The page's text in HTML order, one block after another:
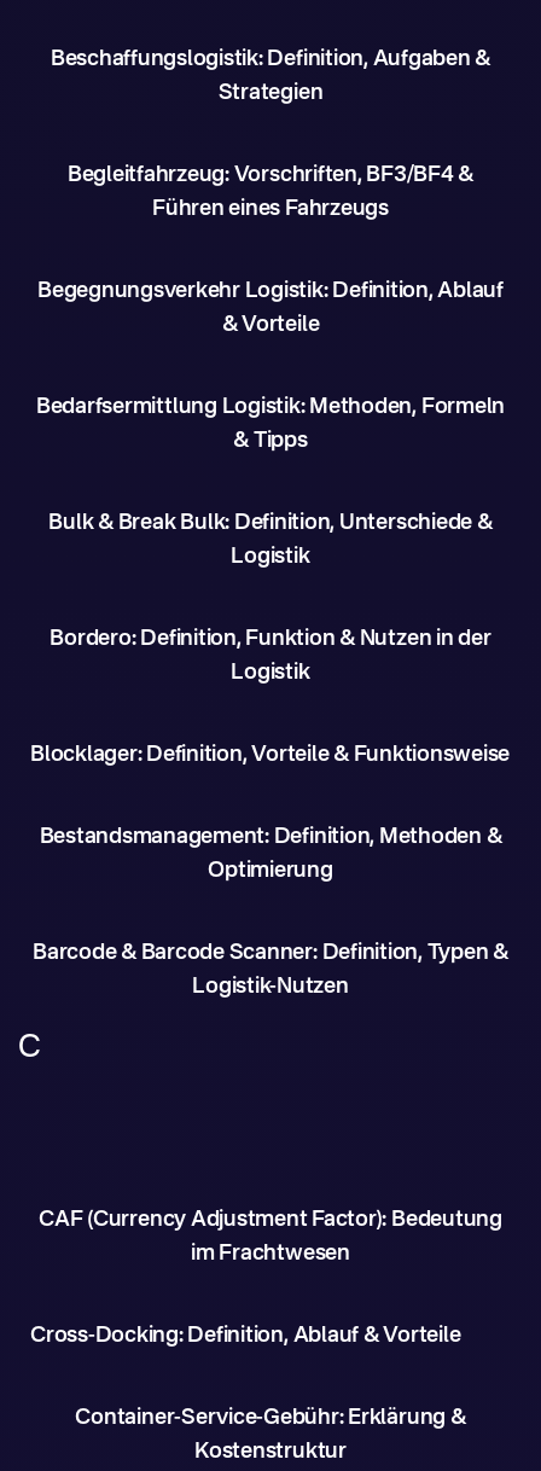
Beschaffungslogistik: Definition, Aufgaben &
Strategien
Begleitfahrzeug: Vorschriften, BF3/BF4 &
Führen eines Fahrzeugs
Begegnungsverkehr Logistik: Definition, Ablauf
& Vorteile
Bedarfsermittlung Logistik: Methoden, Formeln
& Tipps
Bulk & Break Bulk: Definition, Unterschiede &
Logistik
Bordero: Definition, Funktion & Nutzen in der
Logistik
Blocklager: Definition, Vorteile & Funktionsweise
Bestandsmanagement: Definition, Methoden &
Optimierung
Barcode & Barcode Scanner: Definition, Typen &
Logistik-Nutzen
C
CAF (Currency Adjustment Factor): Bedeutung
im Frachtwesen
Cross-Docking: Definition, Ablauf & Vorteile
Container-Service-Gebühr: Erklärung &
Kostenstruktur